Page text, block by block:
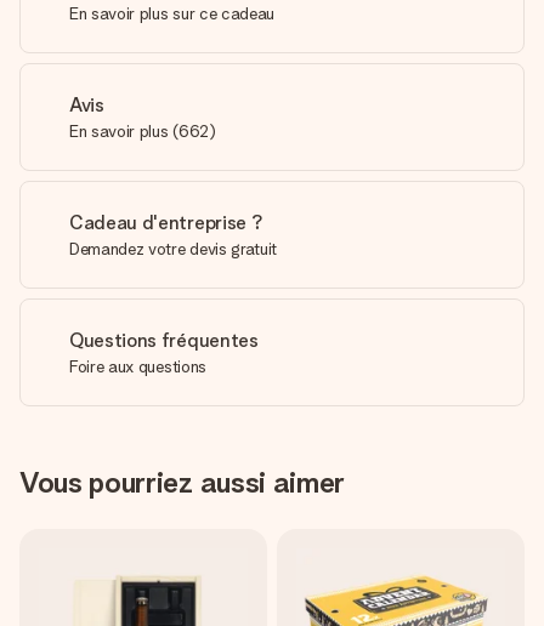
En savoir plus sur ce cadeau
Avis
En savoir plus (662)
Cadeau d'entreprise ?
Demandez votre devis gratuit
Questions fréquentes
Foire aux questions
Vous pourriez aussi aimer